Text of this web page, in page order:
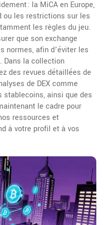
: la MiCA en Europe,
ou les restrictions sur les
les règles du jeu.
que son exchange
normes, afin d’éviter les
Dans la collection
des revues détaillées de
de DEX comme
stablecoins, ainsi que des
le cadre pour
ressources et
à votre profil et à vos